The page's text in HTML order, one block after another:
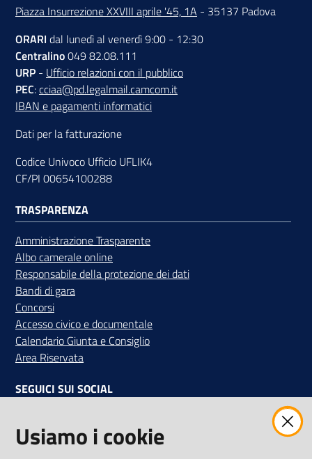
Piazza Insurrezione XXVIII aprile '45, 1A - 35137 Padova
ORARI dal lunedì al venerdì 9:00 - 12:30
Centralino049 82.08.111
URP - Ufficio relazioni con il pubblico
PEC:cciaa@pd.legalmail.camcom.it
IBAN e pagamenti informatici
Dati per la fatturazione
Codice Univoco Ufficio UFLIK4
CF/PI 00654100288
TRASPARENZA
Amministrazione Trasparente
Albo camerale online
Responsabile della protezione dei dati
Bandi di gara
Concorsi
Accesso civico e documentale
Calendario Giunta e Consiglio
Area Riservata
SEGUICI SUI SOCIAL
Usiamo i cookie